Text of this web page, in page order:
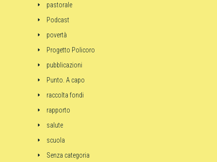
pastorale
Podcast
povertà
Progetto Policoro
pubblicazioni
Punto. A capo
raccolta fondi
rapporto
salute
scuola
Senza categoria